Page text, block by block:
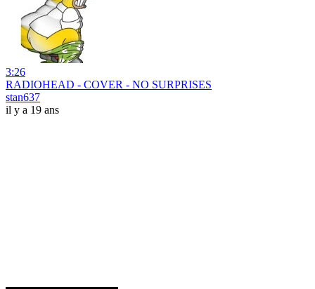
3:26
RADIOHEAD - COVER - NO SURPRISES
stan637
il y a 19 ans